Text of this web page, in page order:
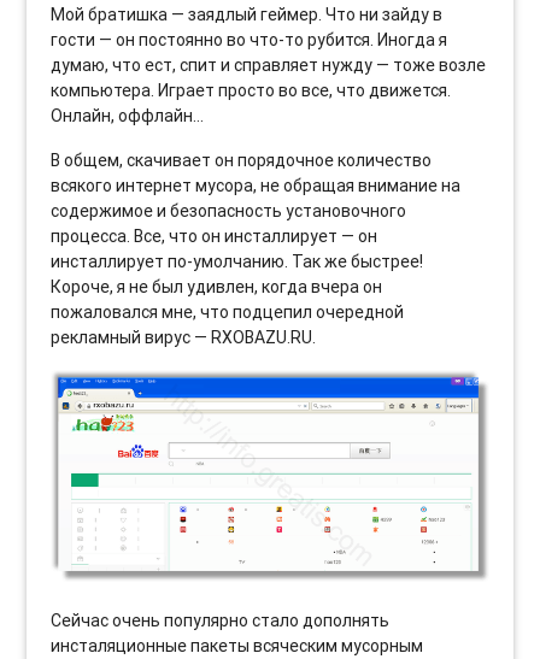
Мой братишка — заядлый геймер. Что ни зайду в
гости — он постоянно во что-то рубится. Иногда я
думаю, что ест, спит и справляет нужду — тоже возле
компьютера. Играет просто во все, что движется.
Онлайн, оффлайн…
В общем, скачивает он порядочное количество
всякого интернет мусора, не обращая внимание на
содержимое и безопасность установочного
процесса. Все, что он инсталлирует — он
инсталлирует по-умолчанию. Так же быстрее!
Короче, я не был удивлен, когда вчера он
пожаловался мне, что подцепил очередной
рекламный вирус — RXOBAZU.RU.
Сейчас очень популярно стало дополнять
инсталяционные пакеты всяческим мусорным